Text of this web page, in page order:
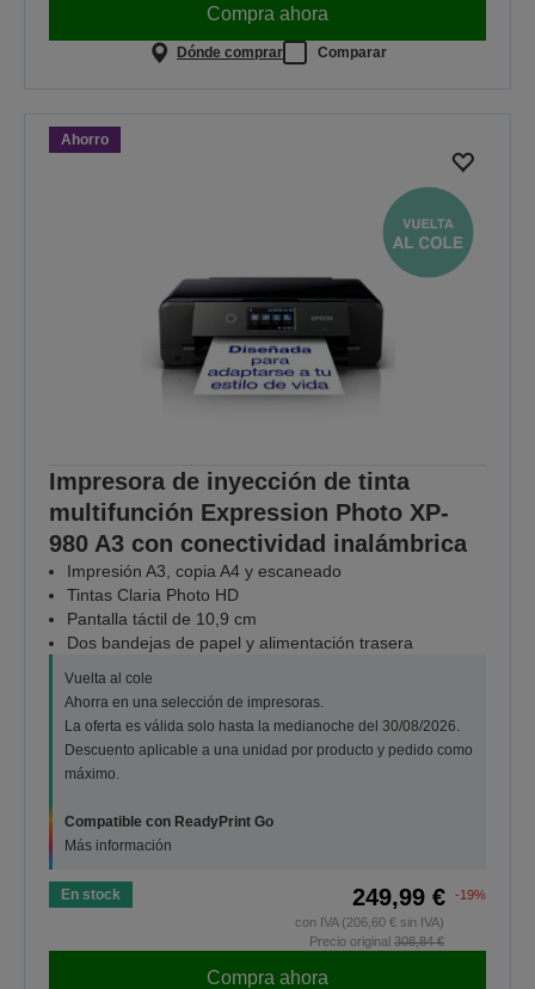
Compra ahora
Dónde comprar Comparar
Ahorro
Impresora de inyección de tinta
multifunción Expression Photo XP-
980 A3 con conectividad inalámbrica
Impresión A3, copia A4 y escaneado
Tintas Claria Photo HD
Pantalla táctil de 10,9 cm
Dos bandejas de papel y alimentación trasera
Vuelta al cole
Ahorra en una selección de impresoras.
La oferta es válida solo hasta la medianoche del 30/08/2026.
Descuento aplicable a una unidad por producto y pedido como
máximo.
Compatible con ReadyPrint Go
Más información
En stock 249,99 €
-19%
con IVA (206,60 € sin IVA)
Precio original 308,84 €
Compra ahora